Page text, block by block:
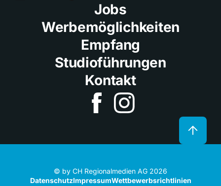
Jobs
Werbemöglichkeiten
Empfang
Studioführungen
Kontakt
© by CH Regionalmedien AG 2026
DatenschutzImpressumWettbewerbsrichtlinien